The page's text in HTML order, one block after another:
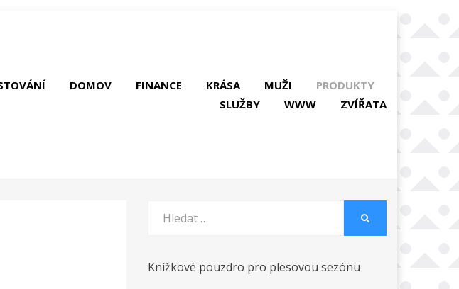
DOMOV FINANCE KRÁSA MUŽI
PRODUKTY
SLUŽBY
WWW ZVÍŘATA
Knížkové pouzdro pro plesovou sezónu